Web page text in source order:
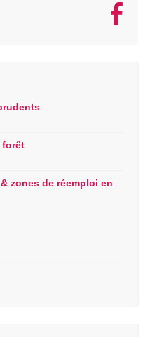
forêt
zones de réemploi en